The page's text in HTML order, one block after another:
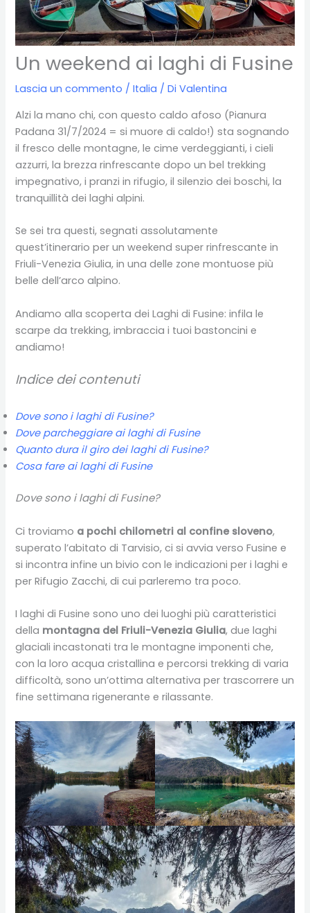
Un weekend ai laghi di Fusine
Lascia un commento /Italia / DiValentina
Alzi la mano chi, con questo caldo afoso (Pianura
Padana 31/7/2024 = si muore di caldo!) sta sognando
il fresco delle montagne, le cime verdeggianti, i cieli
azzurri, la brezza rinfrescante dopo un bel trekking
impegnativo, i pranzi in rifugio, il silenzio dei boschi, la
tranquillità dei laghi alpini.
Se sei tra questi, segnati assolutamente
quest’itinerario per un weekend super rinfrescante in
Friuli-Venezia Giulia, in una delle zone montuose più
belle dell’arco alpino.
Andiamo alla scoperta dei Laghi di Fusine: infila le
scarpe da trekking, imbraccia i tuoi bastoncini e
andiamo!
Indice dei contenuti
Dove sono i laghi di Fusine?
Dove parcheggiare ai laghi di Fusine
Quanto dura il giro dei laghi di Fusine?
Cosa fare ai laghi di Fusine
Dove sono i laghi di Fusine?
Ci troviamo a pochi chilometri al confine sloveno,
superato l’abitato di Tarvisio, ci si avvia verso Fusine e
si incontra infine un bivio con le indicazioni per i laghi e
per Rifugio Zacchi, di cui parleremo tra poco.
I laghi di Fusine sono uno dei luoghi più caratteristici
della montagna del Friuli-Venezia Giulia, due laghi
glaciali incastonati tra le montagne imponenti che,
con la loro acqua cristallina e percorsi trekking di varia
difficoltà, sono un’ottima alternativa per trascorrere un
fine settimana rigenerante e rilassante.